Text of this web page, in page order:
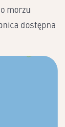
morzu
dostępna